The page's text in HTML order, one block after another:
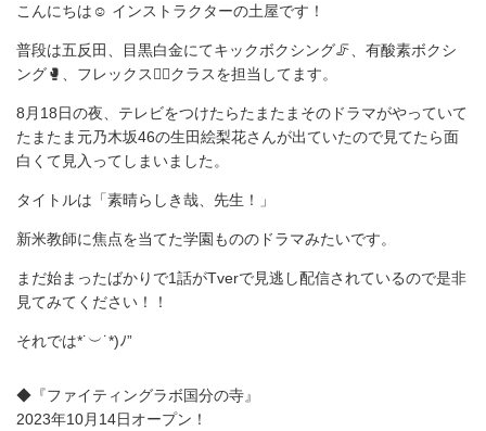
こんにちは☺️ インストラクターの土屋です！
普段は五反田、目黒白金にてキックボクシング🦵、有酸素ボクシ
ング🥊、フレックス🧘‍♀️クラスを担当してます。
8月18日の夜、テレビをつけたらたまたまそのドラマがやっていて
たまたま元乃木坂46の生田絵梨花さんが出ていたので見てたら面
白くて見入ってしまいました。
タイトルは「素晴らしき哉、先生！」
新米教師に焦点を当てた学園もののドラマみたいです。
まだ始まったばかりで1話がTverで見逃し配信されているので是非
見てみてください！！
それでは*˙︶˙*)ﾉ”
◆『ファイティングラボ国分の寺』
2023年10月14日オープン！